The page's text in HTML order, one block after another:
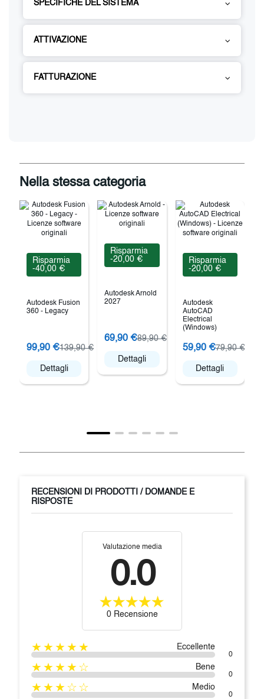
SPECIFICHE DEL SISTEMA
ATTIVAZIONE
FATTURAZIONE
Nella stessa categoria
Risparmia
-40,00 €
Autodesk Fusion
360 - Legacy
99,90 €139,90 €
Dettagli
Risparmia
-20,00 €
Autodesk Arnold
2027
69,90 €89,90 €
Dettagli
Risparmia
-20,00 €
Autodesk
AutoCAD
Electrical
(Windows)
59,90 €79,90 €
Dettagli
RECENSIONI DI PRODOTTI / DOMANDE E
RISPOSTE
Valutazione media
0.0
0 Recensione
★★★★★ Eccellente
0
★★★★☆ Bene
0
★★★☆☆ Medio
0